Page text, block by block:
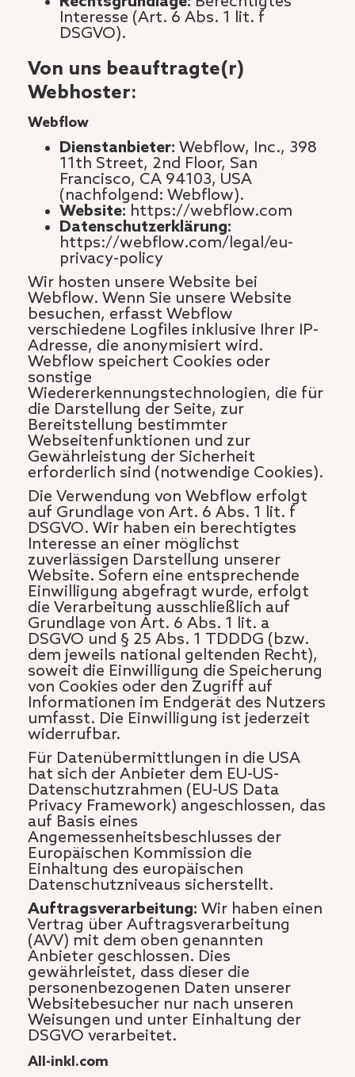
Interesse (Art. 6 Abs. 1 lit. f
DSGVO).
Von uns beauftragte(r)
Webhoster:
Webflow
Dienstanbieter: Webflow, Inc., 398
11th Street, 2nd Floor, San
Francisco, CA 94103, USA
(nachfolgend: Webflow).
Website: https://webflow.com
Datenschutzerklärung:
https://webflow.com/legal/eu-
privacy-policy
Wir hosten unsere Website bei
Webflow. Wenn Sie unsere Website
besuchen, erfasst Webflow
verschiedene Logfiles inklusive Ihrer IP-
Adresse, die anonymisiert wird.
Webflow speichert Cookies oder
sonstige
Wiedererkennungstechnologien, die für
die Darstellung der Seite, zur
Bereitstellung bestimmter
Webseitenfunktionen und zur
Gewährleistung der Sicherheit
erforderlich sind (notwendige Cookies).
Die Verwendung von Webflow erfolgt
auf Grundlage von Art. 6 Abs. 1 lit. f
DSGVO. Wir haben ein berechtigtes
Interesse an einer möglichst
zuverlässigen Darstellung unserer
Website. Sofern eine entsprechende
Einwilligung abgefragt wurde, erfolgt
die Verarbeitung ausschließlich auf
Grundlage von Art. 6 Abs. 1 lit. a
DSGVO und § 25 Abs. 1 TDDDG (bzw.
dem jeweils national geltenden Recht),
soweit die Einwilligung die Speicherung
von Cookies oder den Zugriff auf
Informationen im Endgerät des Nutzers
umfasst. Die Einwilligung ist jederzeit
widerrufbar.
Für Datenübermittlungen in die USA
hat sich der Anbieter dem EU-US-
Datenschutzrahmen (EU-US Data
Privacy Framework) angeschlossen, das
auf Basis eines
Angemessenheitsbeschlusses der
Europäischen Kommission die
Einhaltung des europäischen
Datenschutzniveaus sicherstellt.
Auftragsverarbeitung: Wir haben einen
Vertrag über Auftragsverarbeitung
(AVV) mit dem oben genannten
Anbieter geschlossen. Dies
gewährleistet, dass dieser die
personenbezogenen Daten unserer
Websitebesucher nur nach unseren
Weisungen und unter Einhaltung der
DSGVO verarbeitet.
All-inkl.com